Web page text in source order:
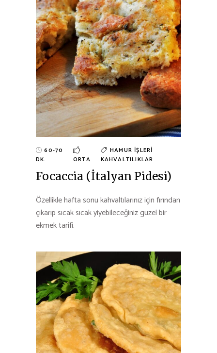
60-70
DK.
ORTA
HAMUR İŞLERI
KAHVALTILIKLAR
Focaccia (İtalyan Pidesi)
Özellikle hafta sonu kahvaltılarınız için fırından
çıkarıp sıcak sıcak yiyebileceğiniz güzel bir
ekmek tarifi.